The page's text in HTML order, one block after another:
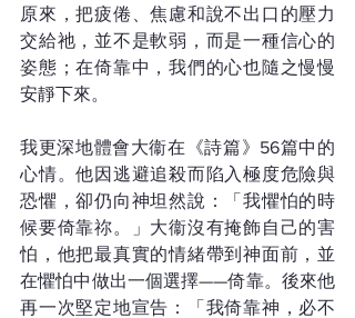
原來，把疲倦、焦慮和說不出口的壓力
交給祂，並不是軟弱，而是一種信心的
姿態；在倚靠中，我們的心也隨之慢慢
安靜下來。
我更深地體會大衞在《詩篇》56篇中的
心情。他因逃避追殺而陷入極度危險與
恐懼，卻仍向神坦然說：「我懼怕的時
候要倚靠祢。」大衞沒有掩飾自己的害
怕，他把最真實的情緒帶到神面前，並
在懼怕中做出一個選擇——倚靠。後來他
再一次堅定地宣告：「我倚靠神，必不